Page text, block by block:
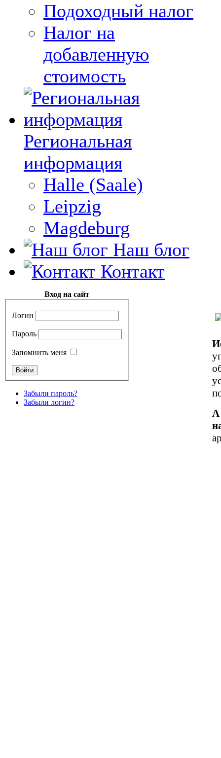
Подоходный налог
Налог на
добавленную
стоимость
Региональная
информация
Halle (Saale)
Leipzig
Magdeburg
Наш блог
Контакт
Вход на сайт
Логин
Пароль
Запомнить меня
Забыли пароль?
Забыли логин?
А